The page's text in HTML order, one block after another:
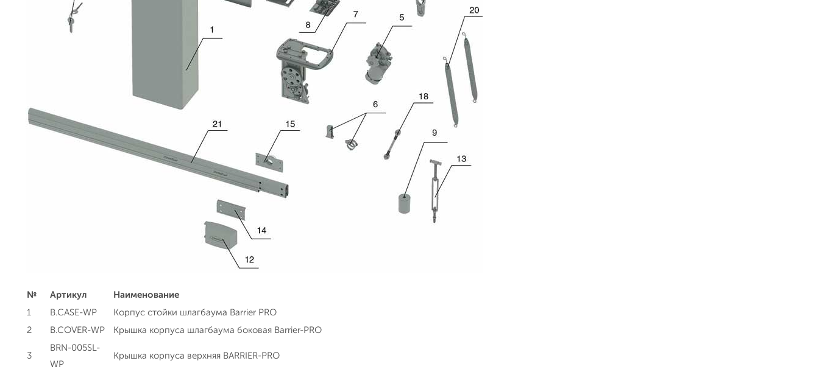
№ Артикул
Наименование
1
B.CASE-WP
Корпус стойки шлагбаума Barrier PRO
2
B.COVER-WP Крышка корпуса шлагбаума боковая Barrier-PRO
3
BRN-005SL-
WP
Крышка корпуса верхняя BARRIER-PRO